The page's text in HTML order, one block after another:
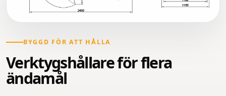
BYGGD FÖR ATT HÅLLA
Verktygshållare för flera
ändamål